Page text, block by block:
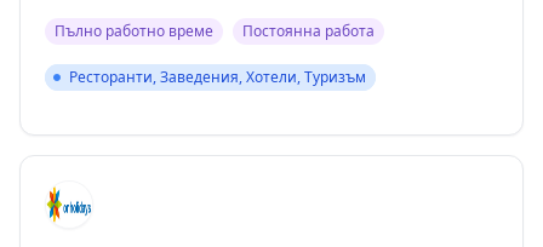
Пълно работно време Постоянна работа
Ресторанти, Заведения, Хотели, Туризъм
Ресторанти, Заведения, Хотели, Туризъм